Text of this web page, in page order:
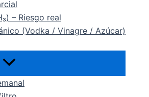
– Riesgo real
(Vodka / Vinagre / Azúcar)